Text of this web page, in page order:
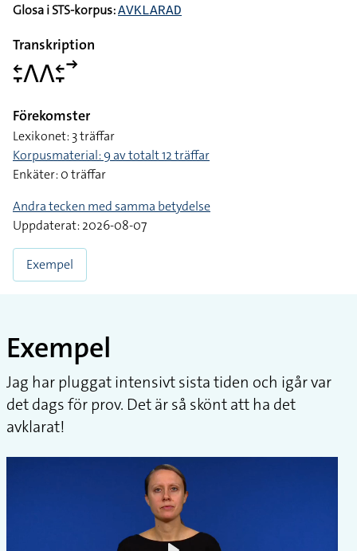
Glosa i STS-korpus:AVKLARAD
Transkription
􌥓􌥙􌤣􌤣􌥓􌥙􌥣
Förekomster
Lexikonet: 3 träffar
Korpusmaterial: 9 av totalt 12 träffar
Enkäter: 0 träffar
Andra tecken med samma betydelse
Uppdaterat: 2026-08-07
Exempel
Exempel
Jag har pluggat intensivt sista tiden och igår var
det dags för prov. Det är så skönt att ha det
avklarat!